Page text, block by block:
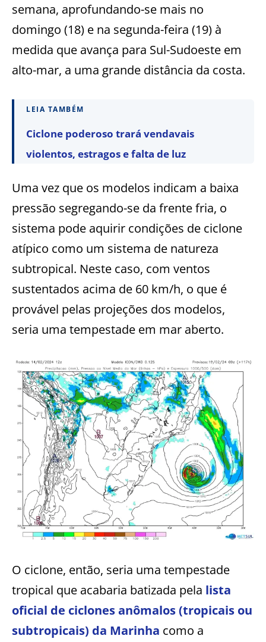
semana, aprofundando-se mais no
domingo (18) e na segunda-feira (19) à
medida que avança para Sul-Sudoeste em
alto-mar, a uma grande distância da costa.
LEIA TAMBÉM
Ciclone poderoso trará vendavais
violentos, estragos e falta de luz
Uma vez que os modelos indicam a baixa
pressão segregando-se da frente fria, o
sistema pode aquirir condições de ciclone
atípico como um sistema de natureza
subtropical. Neste caso, com ventos
sustentados acima de 60 km/h, o que é
provável pelas projeções dos modelos,
seria uma tempestade em mar aberto.
O ciclone, então, seria uma tempestade
tropical que acabaria batizada pela lista
oficial de ciclones anômalos (tropicais ou
subtropicais) da Marinha como a